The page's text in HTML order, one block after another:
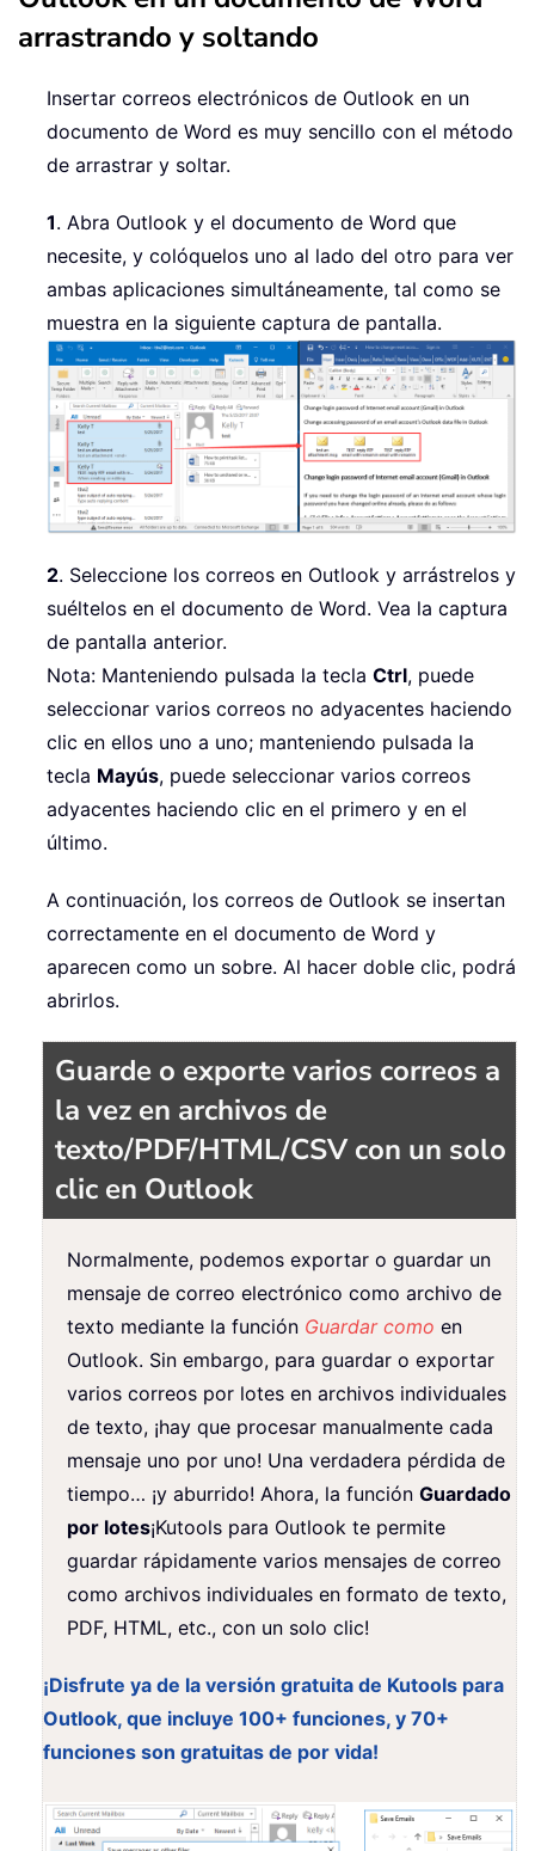
arrastrando y soltando
Insertar correos electrónicos de Outlook en un
documento de Word es muy sencillo con el método
de arrastrar y soltar.
1. Abra Outlook y el documento de Word que
necesite, y colóquelos uno al lado del otro para ver
ambas aplicaciones simultáneamente, tal como se
muestra en la siguiente captura de pantalla.
2. Seleccione los correos en Outlook y arrástrelos y
suéltelos en el documento de Word. Vea la captura
de pantalla anterior.
Nota: Manteniendo pulsada la tecla Ctrl, puede
seleccionar varios correos no adyacentes haciendo
clic en ellos uno a uno; manteniendo pulsada la
tecla Mayús, puede seleccionar varios correos
adyacentes haciendo clic en el primero y en el
último.
A continuación, los correos de Outlook se insertan
correctamente en el documento de Word y
aparecen como un sobre. Al hacer doble clic, podrá
abrirlos.
Guarde o exporte varios correos a
la vez en archivos de
texto/PDF/HTML/CSV con un solo
clic en Outlook
Normalmente, podemos exportar o guardar un
mensaje de correo electrónico como archivo de
texto mediante la función Guardar como en
Outlook. Sin embargo, para guardar o exportar
varios correos por lotes en archivos individuales
de texto, ¡hay que procesar manualmente cada
mensaje uno por uno! Una verdadera pérdida de
tiempo… ¡y aburrido! Ahora, la función Guardado
por lotes¡Kutools para Outlook te permite
guardar rápidamente varios mensajes de correo
como archivos individuales en formato de texto,
PDF, HTML, etc., con un solo clic!
¡Disfrute ya de la versión gratuita de Kutools para
Outlook, que incluye 100+ funciones, y 70+
funciones son gratuitas de por vida!